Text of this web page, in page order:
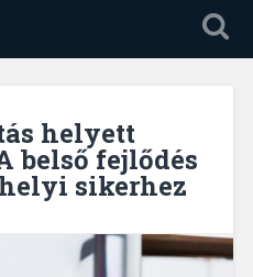
helyett
belső fejlődés
sikerhez